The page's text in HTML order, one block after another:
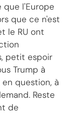
que l'Europe
que ce n'est
le RU ont
petit espoir
Trump à
question, à
Reste
de